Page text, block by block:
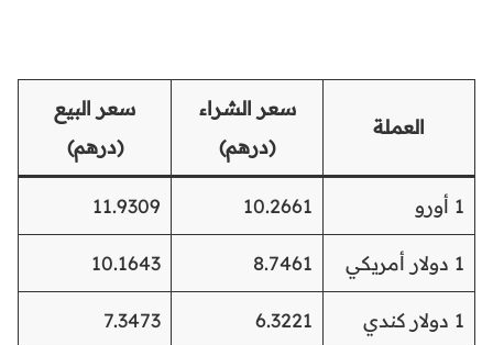
العملة
سعر الشراء
(درهم)
سعر البيع
(درهم)
1 أورو 10.2661
11.9309
1 دولار أمريكي 8.7461
10.1643
1 دولار كندي 6.3221
7.3473